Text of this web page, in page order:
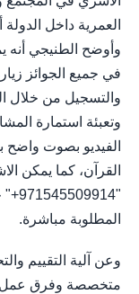
العمرية داخل الدولة
وأوضح الطنيجي أنه
والتسجيل من خلال
وتعبئة استمارة
القرآن، كما يمكن
المطلوبة مباشرة.
وعن آلية التقييم
متخصصة وفرق عمل